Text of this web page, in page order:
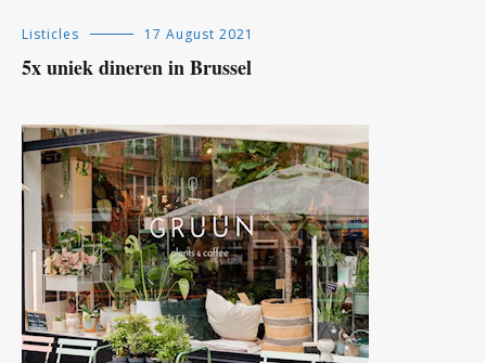
Listicles 17 August 2021
5x uniek dineren in Brussel